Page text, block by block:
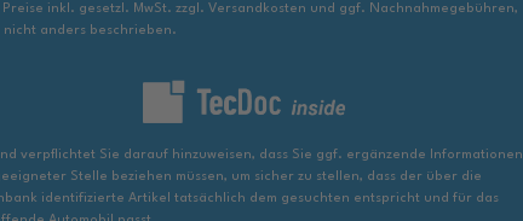
Preise inkl. gesetzl. MwSt. zzgl. Versandkosten und ggf. Nachnahmegebühren,
nicht anders beschrieben.
verpflichtet Sie darauf hinzuweisen, dass Sie ggf. ergänzende Informationen
Stelle beziehen müssen, um sicher zu stellen, dass der über die
identifizierte Artikel tatsächlich dem gesuchten entspricht und für das